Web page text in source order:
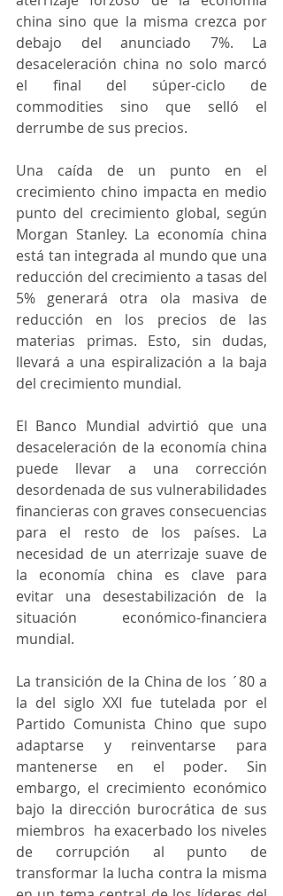
china sino que la misma crezca por
debajo del anunciado 7%. La
desaceleración china no solo marcó
el final del súper-ciclo de
commodities sino que selló el
derrumbe de sus precios.
Una caída de un punto en el
crecimiento chino impacta en medio
punto del crecimiento global, según
Morgan Stanley. La economía china
está tan integrada al mundo que una
reducción del crecimiento a tasas del
5% generará otra ola masiva de
reducción en los precios de las
materias primas. Esto, sin dudas,
llevará a una espiralización a la baja
del crecimiento mundial.
El Banco Mundial advirtió que una
desaceleración de la economía china
puede llevar a una corrección
desordenada de sus vulnerabilidades
financieras con graves consecuencias
para el resto de los países. La
necesidad de un aterrizaje suave de
la economía china es clave para
evitar una desestabilización de la
situación económico-financiera
mundial.
La transición de la China de los ´80 a
la del siglo XXI fue tutelada por el
Partido Comunista Chino que supo
adaptarse y reinventarse para
mantenerse en el poder. Sin
embargo, el crecimiento económico
bajo la dirección burocrática de sus
miembros  ha exacerbado los niveles
de corrupción al punto de
transformar la lucha contra la misma